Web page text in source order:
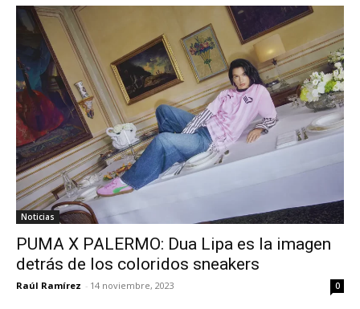
Noticias
PUMA X PALERMO: Dua Lipa es la imagen
detrás de los coloridos sneakers
Raúl Ramírez - 14 noviembre, 2023 0